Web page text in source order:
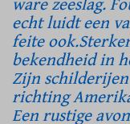
ware zeeslag.
echt luidt een
feite
bekendheid in
Zijn
richting
Een rustige